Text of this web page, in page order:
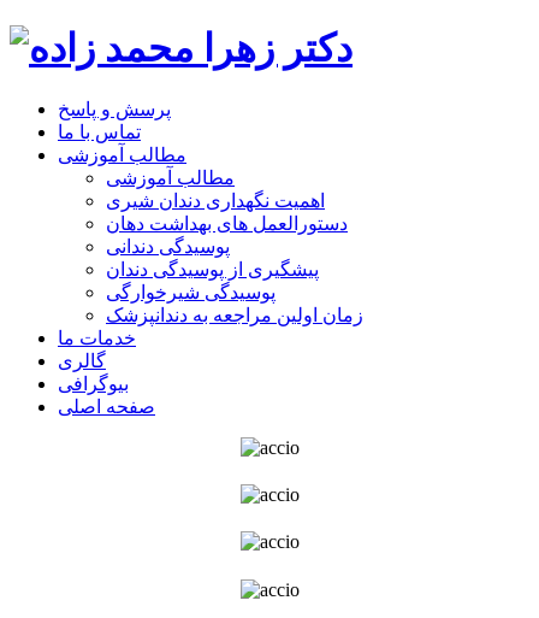
پرسش و پاسخ
تماس با ما
مطالب آموزشی
مطالب آموزشی
اهمیت نگهداری دندان شیری
دستورالعمل های بهداشت دهان
پوسیدگی دندانی
پیشگیری از پوسیدگی دندان
پوسیدگی شیرخوارگی
زمان اولین مراجعه به دندانپزشک
خدمات ما
گالری
بیوگرافی
صفحه اصلی